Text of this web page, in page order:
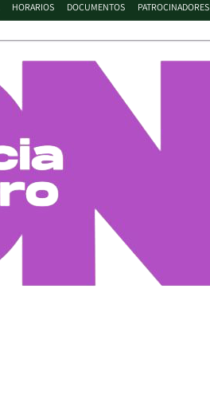
HORARIOS DOCUMENTOS PATROCINADORES